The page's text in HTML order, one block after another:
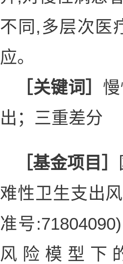
不同,多层次医
应。
［关键词］
出；三重差分
［基金项目］
难性卫生支出
准号
风险模型下